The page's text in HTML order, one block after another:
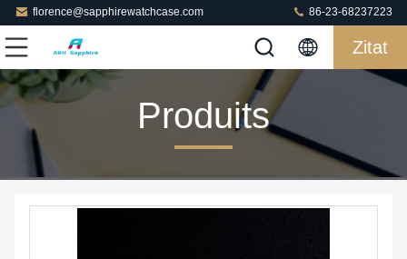
florence@sapphirewatchcase.com 86-23-68237223
Zitat
Produits